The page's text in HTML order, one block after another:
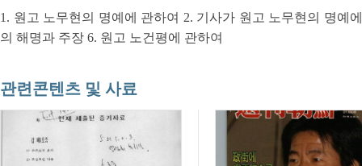
1. 원고 노무현의 명예에 관하여 2. 기사가 원고 노무현의 명예
의 해명과 주장 6. 원고 노건평에 관하여
관련콘텐츠 및 사료